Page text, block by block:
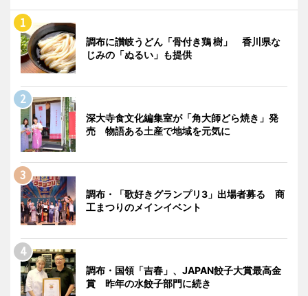
調布に讃岐うどん「骨付き鶏 樹」 香川県な
じみの「ぬるい」も提供
深大寺食文化編集室が「角大師どら焼き」発
売 物語ある土産で地域を元気に
調布・「歌好きグランプリ3」出場者募る 商
工まつりのメインイベント
調布・国領「吉春」、JAPAN餃子大賞最高金
賞 昨年の水餃子部門に続き